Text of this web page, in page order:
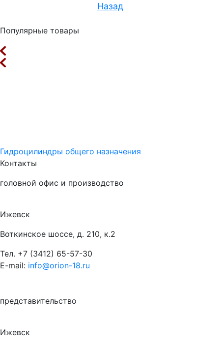
Назад
Популярные товары
Гидроцилиндры общего назначения
Контакты
головной офис и производство
Ижевск
Воткинское шоссе, д. 210, к.2
Тел. +7 (3412) 65-57-30
E-mail: info@orion-18.ru
представительство
Ижевск